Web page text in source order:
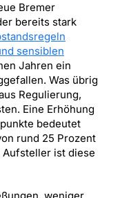
Bremer
bereits stark
sensiblen
Jahren ein
Was übrig
Regulierung,
Eine Erhöhung
bedeutet
rund 25 Prozent
Aufsteller ist diese